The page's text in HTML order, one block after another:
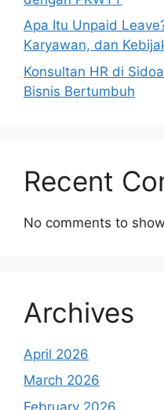
Apa Itu Unpaid
Karyawan, dan
Konsultan HR di
Bisnis Bertumbuh
Recent
No comments to
Archives
April 2026
March 2026
February 2026